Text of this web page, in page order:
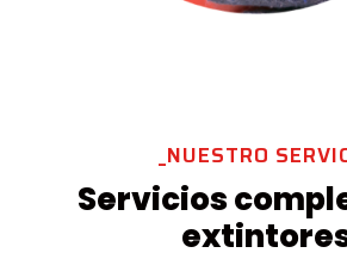
_NUESTRO
Servicios